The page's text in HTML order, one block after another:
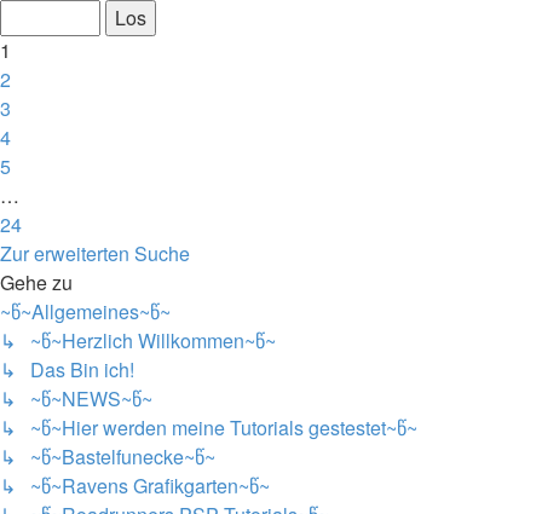
von
24
1
2
3
4
5
…
24
Nächste
Zur erweiterten Suche
Gehe zu
~წ~Allgemeines~წ~
↳ ~წ~Herzlich Willkommen~წ~
↳ Das Bin ich!
↳ ~წ~NEWS~წ~
↳ ~წ~Hier werden meine Tutorials gestestet~წ~
↳ ~წ~Bastelfunecke~წ~
↳ ~წ~Ravens Grafikgarten~წ~